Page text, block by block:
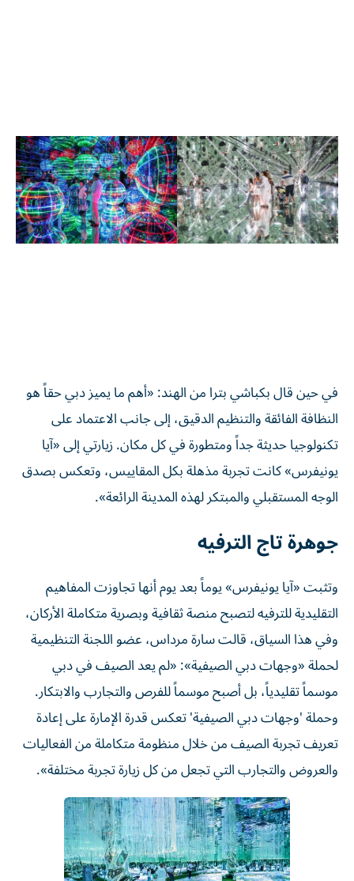
في حين قال بكباشي بترا من الهند: «أهم ما يميز دبي حقاً هو
النظافة الفائقة والتنظيم الدقيق، إلى جانب الاعتماد على
تكنولوجيا حديثة جداً ومتطورة في كل مكان. زيارتي إلى «آيا
يونيفرس» كانت تجربة مذهلة بكل المقاييس، وتعكس بصدق
الوجه المستقبلي والمبتكر لهذه المدينة الرائعة».
جوهرة تاج الترفيه
وتثبت «آيا يونيفرس» يوماً بعد يوم أنها تجاوزت المفاهيم
التقليدية للترفيه لتصبح منصة ثقافية وبصرية متكاملة الأركان،
وفي هذا السياق، قالت سارة مرداس، عضو اللجنة التنظيمية
لحملة «وجهات دبي الصيفية»: «لم يعد الصيف في دبي
موسماً تقليدياً، بل أصبح موسماً للفرص والتجارب والابتكار.
وحملة 'وجهات دبي الصيفية' تعكس قدرة الإمارة على إعادة
تعريف تجربة الصيف من خلال منظومة متكاملة من الفعاليات
والعروض والتجارب التي تجعل من كل زيارة تجربة مختلفة».